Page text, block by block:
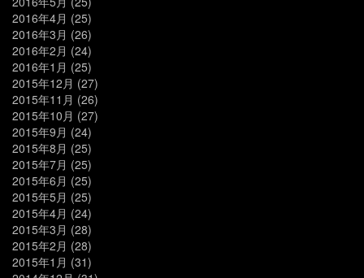
2016年4月 (25)
2016年3月 (26)
2016年2月 (24)
2016年1月 (25)
2015年12月 (27)
2015年11月 (26)
2015年10月 (27)
2015年9月 (24)
2015年8月 (25)
2015年7月 (25)
2015年6月 (25)
2015年5月 (25)
2015年4月 (24)
2015年3月 (28)
2015年2月 (28)
2015年1月 (31)